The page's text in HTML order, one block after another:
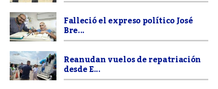
Falleció el expreso político José
Bre...
Reanudan vuelos de repatriación
desde E...